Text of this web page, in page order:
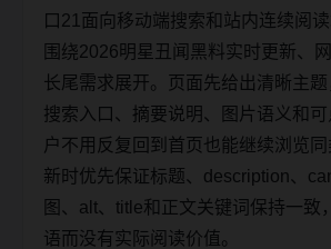
口21面向移动端搜索和站内连续阅
围绕2026明星丑闻黑料实时更新、
长尾需求展开。页面先给出清晰主
搜索入口、摘要说明、图片语义和
户不用反复回到首页也能继续浏览
新时优先保证标题、description、
图、alt、title和正文关键词保持一致
语而没有实际阅读价值。